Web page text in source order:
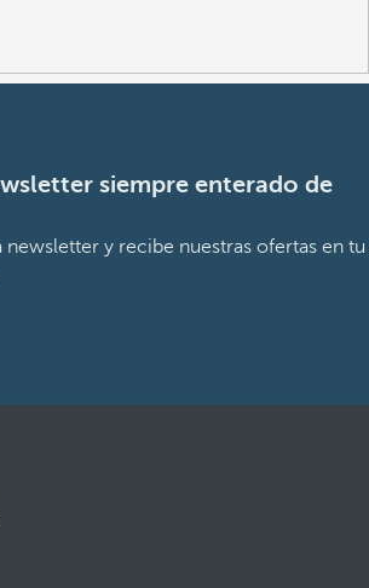
siempre enterado de
newsletter y recibe nuestras ofertas en tu